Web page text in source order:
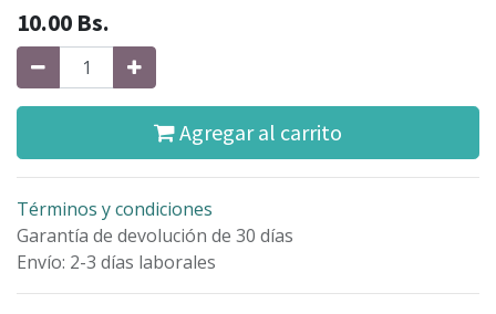
10.00 Bs.
Agregar al carrito
Términos y condiciones
Garantía de devolución de 30 días
Envío: 2-3 días laborales